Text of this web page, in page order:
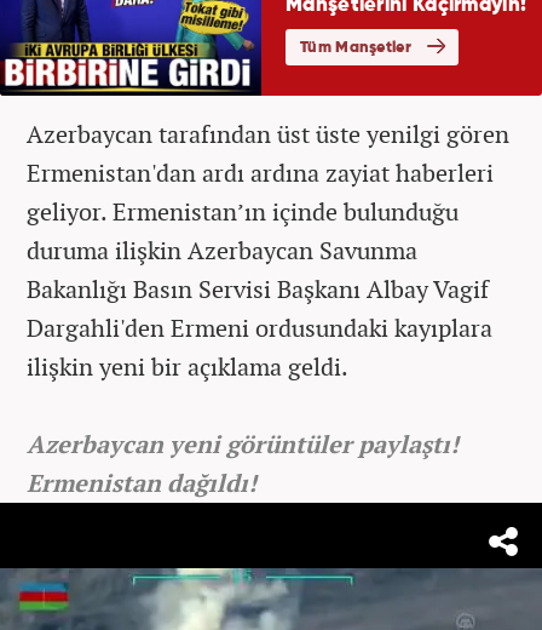
Azerbaycan tarafından üst üste yenilgi gören
Ermenistan'dan ardı ardına zayiat haberleri
geliyor. Ermenistan’ın içinde bulunduğu
duruma ilişkin Azerbaycan Savunma
Bakanlığı Basın Servisi Başkanı Albay Vagif
Dargahli'den Ermeni ordusundaki kayıplara
ilişkin yeni bir açıklama geldi.
Azerbaycan yeni görüntüler paylaştı!
Ermenistan dağıldı!